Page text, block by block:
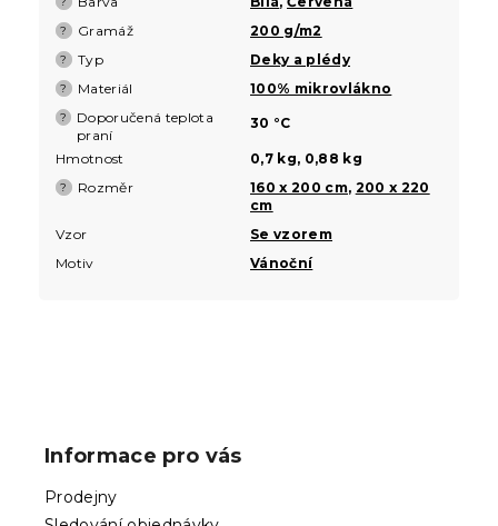
? Gramáž 200 g/m2
? Typ Deky a plédy
? Materiál 100% mikrovlákno
?
Doporučená teplota
praní
30 °C
Hmotnost 0,7 kg, 0,88 kg
? Rozměr 160 x 200 cm, 200 x 220
cm
Vzor
Se vzorem
Motiv
Vánoční
Informace pro vás
Prodejny